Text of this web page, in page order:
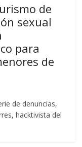
de
sexual
para
de
de denuncias,
hacktivista del